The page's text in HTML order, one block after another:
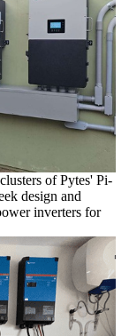
of Pytes' Pi-
design and
inverters for